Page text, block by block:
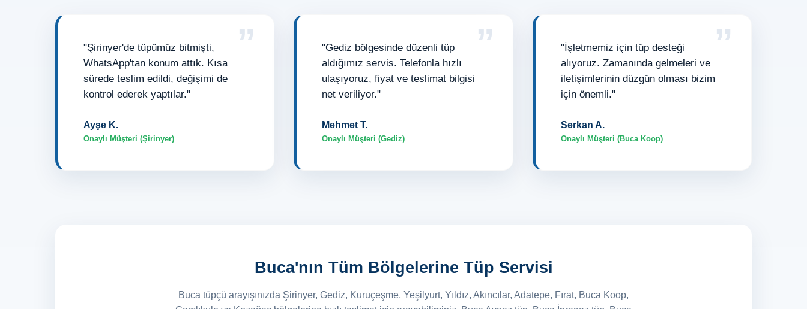
”
"Şirinyer'de tüpümüz bitmişti,
WhatsApp'tan konum attık. Kısa
sürede teslim edildi, değişimi de
kontrol ederek yaptılar."
Ayşe K.
Onaylı Müşteri (Şirinyer)
”
"Gediz bölgesinde düzenli tüp
aldığımız servis. Telefonla hızlı
ulaşıyoruz, fiyat ve teslimat bilgisi
net veriliyor."
Mehmet T.
Onaylı Müşteri (Gediz)
”
"İşletmemiz için tüp desteği
alıyoruz. Zamanında gelmeleri ve
iletişimlerinin düzgün olması bizim
için önemli."
Serkan A.
Onaylı Müşteri (Buca Koop)
Buca'nın Tüm Bölgelerine Tüp Servisi
Buca tüpçü arayışınızda Şirinyer, Gediz, Kuruçeşme, Yeşilyurt, Yıldız, Akıncılar, Adatepe, Fırat, Buca Koop,